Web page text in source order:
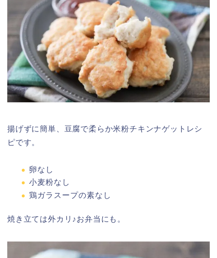
揚げずに簡単、豆腐で柔らか米粉チキンナゲットレシ
ピです。
卵なし
小麦粉なし
鶏ガラスープの素なし
焼き立ては外カリ♪お弁当にも。